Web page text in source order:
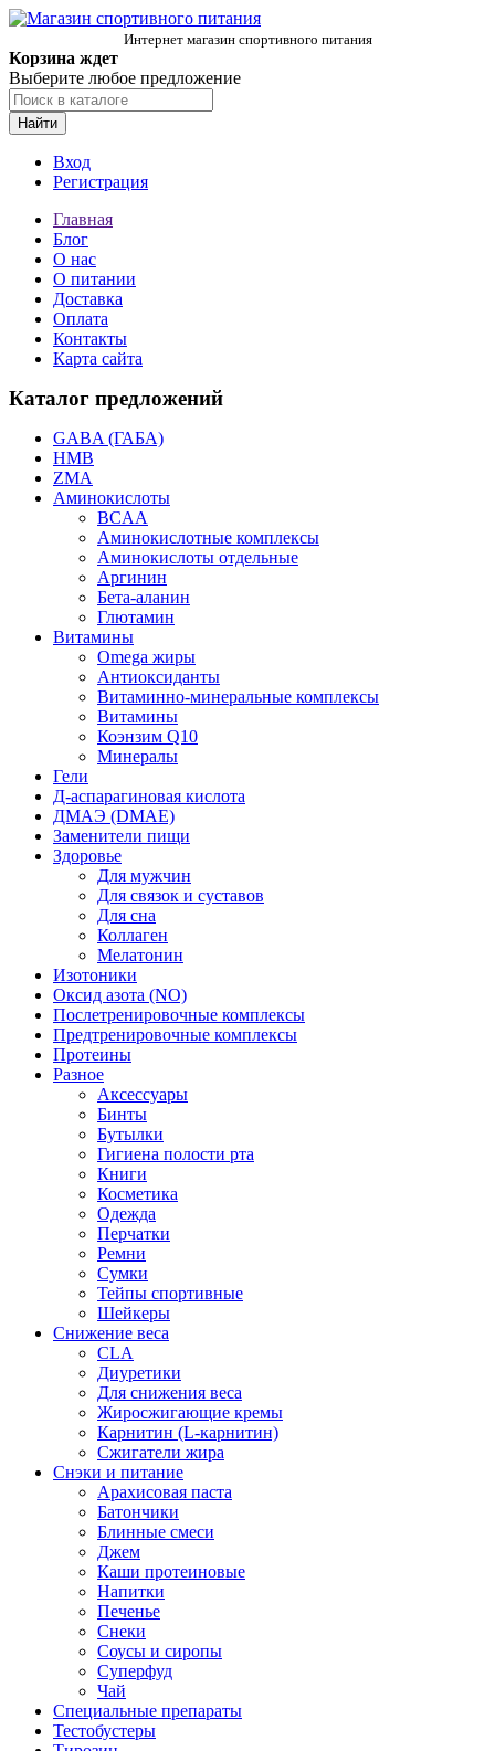
Интернет магазин спортивного питания
Корзина ждет
Выберите любое предложение
Найти
Вход
Регистрация
Главная
Блог
О нас
О питании
Доставка
Оплата
Контакты
Карта сайта
Каталог предложений
GABA (ГАБА)
HMB
ZMA
Аминокислоты
BCAA
Аминокислотные комплексы
Аминокислоты отдельные
Аргинин
Бета-аланин
Глютамин
Витамины
Omega жиры
Антиоксиданты
Витаминно-минеральные комплексы
Витамины
Коэнзим Q10
Минералы
Гели
Д-аспарагиновая кислота
ДМАЭ (DMAE)
Заменители пищи
Здоровье
Для мужчин
Для связок и суставов
Для сна
Коллаген
Мелатонин
Изотоники
Оксид азота (NO)
Послетренировочные комплексы
Предтренировочные комплексы
Протеины
Разное
Аксессуары
Бинты
Бутылки
Гигиена полости рта
Книги
Косметика
Одежда
Перчатки
Ремни
Сумки
Тейпы спортивные
Шейкеры
Снижение веса
CLA
Диуретики
Для снижения веса
Жиросжигающие кремы
Карнитин (L-карнитин)
Сжигатели жира
Снэки и питание
Арахисовая паста
Батончики
Блинные смеси
Джем
Каши протеиновые
Напитки
Печенье
Снеки
Соусы и сиропы
Суперфуд
Чай
Специальные препараты
Тестобустеры